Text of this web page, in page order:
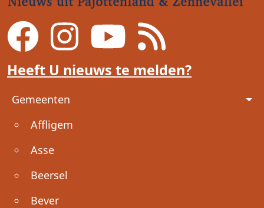
Heeft U nieuws te melden?
Voet
Gemeenten
Affligem
Asse
Beersel
Bever